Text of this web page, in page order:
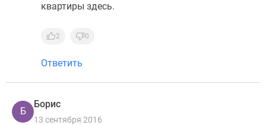
квартиры здесь.
2 0
Ответить
Б
Борис
13 сентября 2016